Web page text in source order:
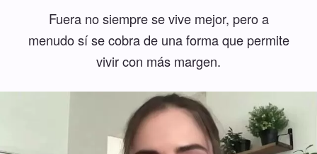
Fuera no siempre se vive mejor, pero a
menudo sí se cobra de una forma que permite
vivir con más margen.